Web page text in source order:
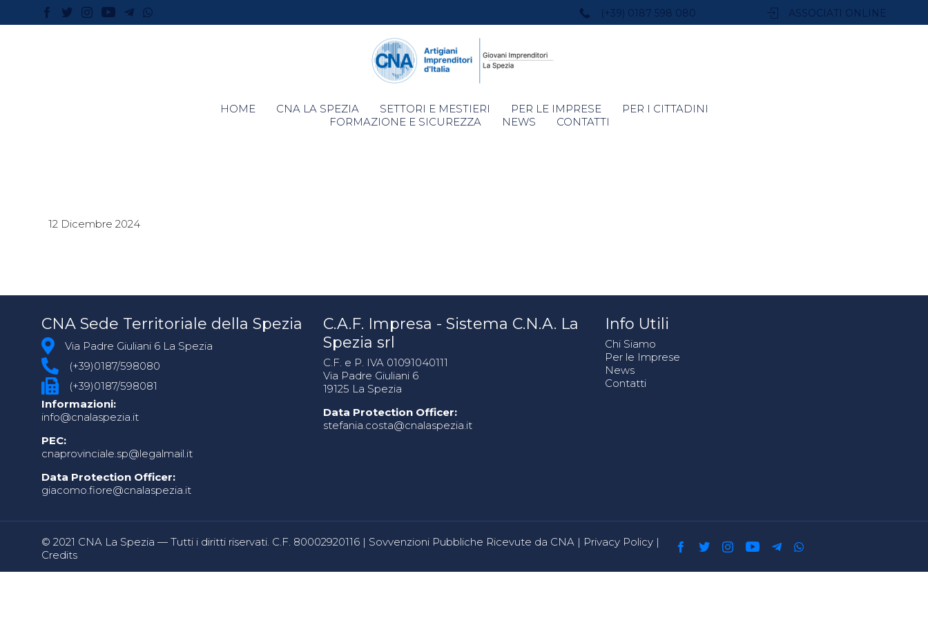
(+39) 0187 598 080 ASSOCIATI ONLINE
Skip
to
HOME CNA LA SPEZIA SETTORI E MESTIERI PER LE IMPRESE
PER I CITTADINI
FORMAZIONE E SICUREZZA
NEWS CONTATTI
12 Dicembre 2024
CNA Sede Territoriale della Spezia
Via Padre Giuliani 6 La Spezia
(+39)0187/598080
(+39)0187/598081
Informazioni:
info@cnalaspezia.it
PEC:
cnaprovinciale.sp@legalmail.it
Data Protection Officer:
giacomo.fiore@cnalaspezia.it
C.A.F. Impresa - Sistema C.N.A. La
Spezia srl
C.F. e P. IVA 01091040111
Via Padre Giuliani 6
19125 La Spezia
Data Protection Officer:
stefania.costa@cnalaspezia.it
Info Utili
Chi Siamo
Per le Imprese
News
Contatti
© 2021 CNA La Spezia — Tutti i diritti riservati. C.F. 80002920116 | Sovvenzioni Pubbliche Ricevute da CNA | Privacy Policy |
Credits